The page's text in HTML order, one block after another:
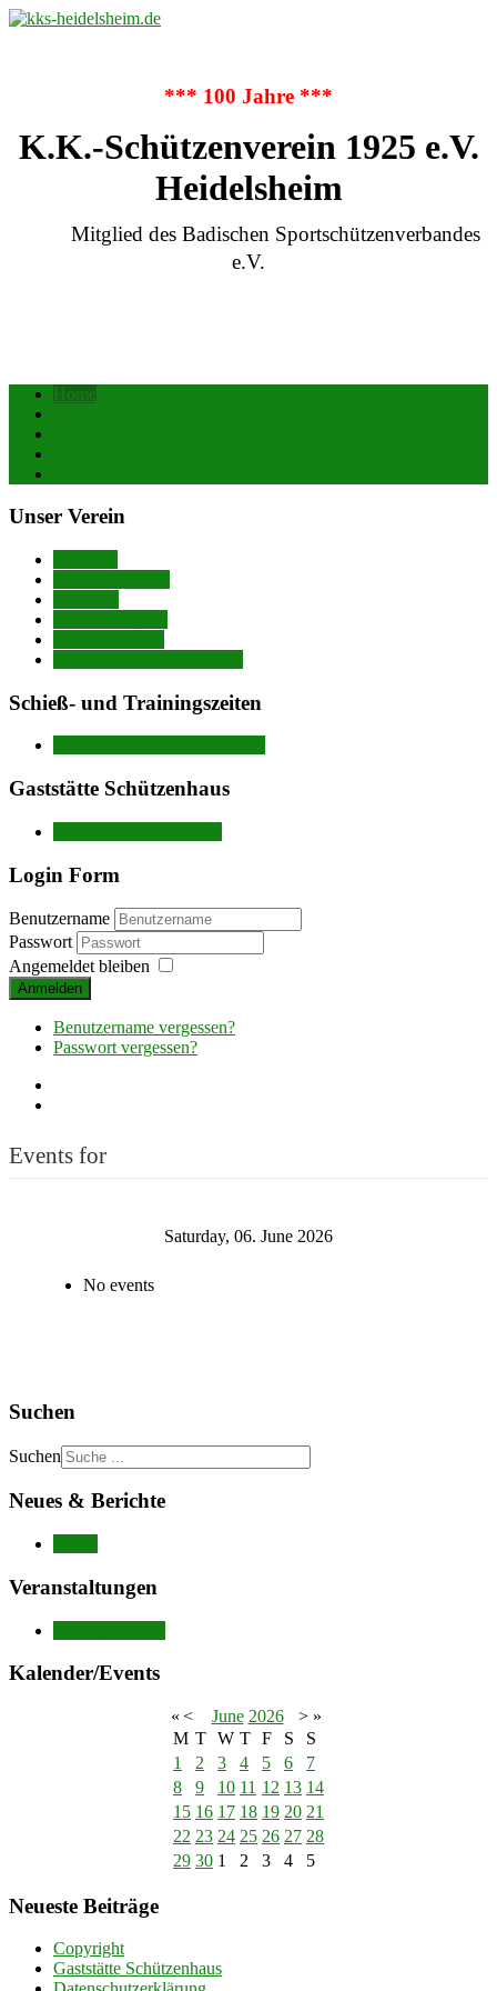
*** 100 Jahre ***
K.K.-Schützenverein 1925 e.V.
Heidelsheim
Mitglied des Badischen Sportschützenverbandes
e.V.
Home
Unser Verein
Schieß- und Trainingszeiten
Gaststätte Schützenhaus
Login Form
Benutzername
Passwort
Angemeldet bleiben
Anmelden
Benutzername vergessen?
Passwort vergessen?
Events for
Saturday, 06. June 2026
No events
Suchen
Suchen
Neues & Berichte
Veranstaltungen
Kalender/Events
« < June 2026 > »
M T W T F S
S
1
2 3 4 5 6
7
8
9 10 11 12 13 14
15 16 17 18 19 20 21
22 23 24 25 26 27 28
29 30 1 2 3 4 5
Neueste Beiträge
Copyright
Gaststätte Schützenhaus